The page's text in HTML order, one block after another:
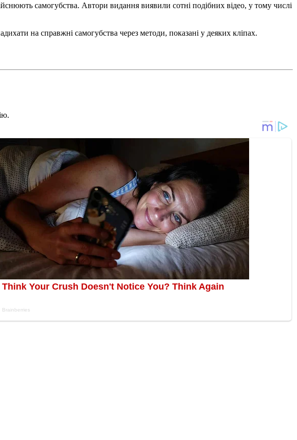
самогубства. Автори видання виявили сотні подібних відео, у тому числі
на справжні самогубства через методи, показані у деяких кліпах.